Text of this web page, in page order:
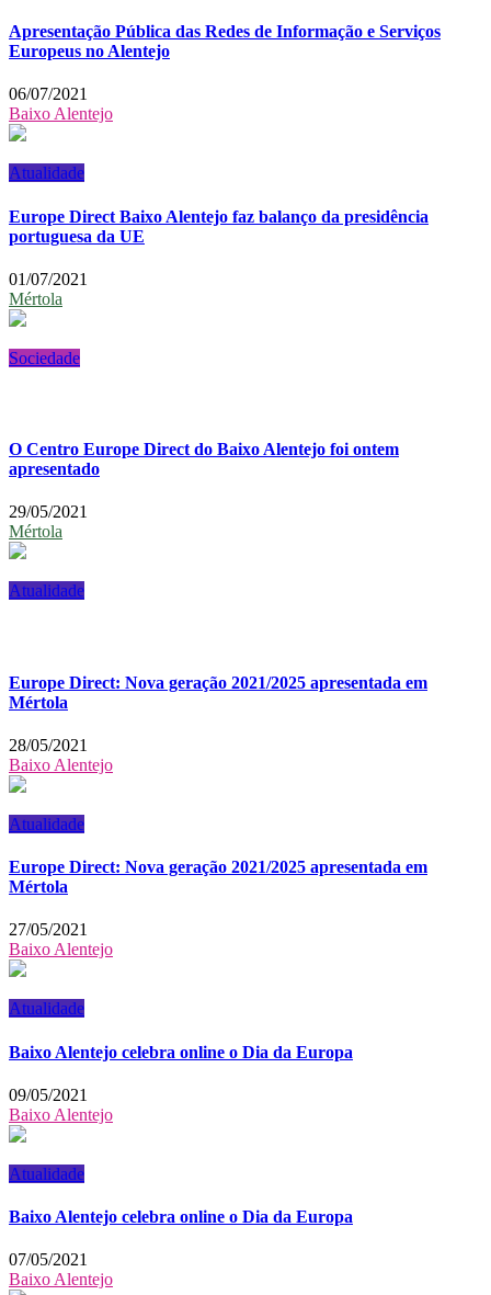
Apresentação Pública das Redes de Informação e Serviços
Europeus no Alentejo
06/07/2021
Baixo Alentejo
Atualidade
Europe Direct Baixo Alentejo faz balanço da presidência
portuguesa da UE
01/07/2021
Mértola
Sociedade
O Centro Europe Direct do Baixo Alentejo foi ontem
apresentado
29/05/2021
Mértola
Atualidade
Europe Direct: Nova geração 2021/2025 apresentada em
Mértola
28/05/2021
Baixo Alentejo
Atualidade
Europe Direct: Nova geração 2021/2025 apresentada em
Mértola
27/05/2021
Baixo Alentejo
Atualidade
Baixo Alentejo celebra online o Dia da Europa
09/05/2021
Baixo Alentejo
Atualidade
Baixo Alentejo celebra online o Dia da Europa
07/05/2021
Baixo Alentejo